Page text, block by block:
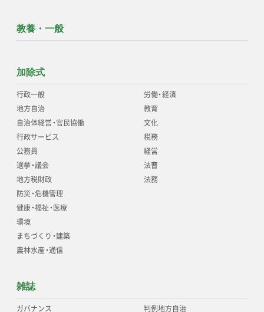
教養・一般
加除式
行政一般
地方自治
自治体経営・官民協働
行政サービス
公務員
選挙・議会
地方税財政
防災・危機管理
健康・福祉・医療
環境
まちづくり・建築
農林水産・通信
労働・経済
教育
文化
税務
経営
法曹
法務
雑誌
ガバナンス
判例地方自治